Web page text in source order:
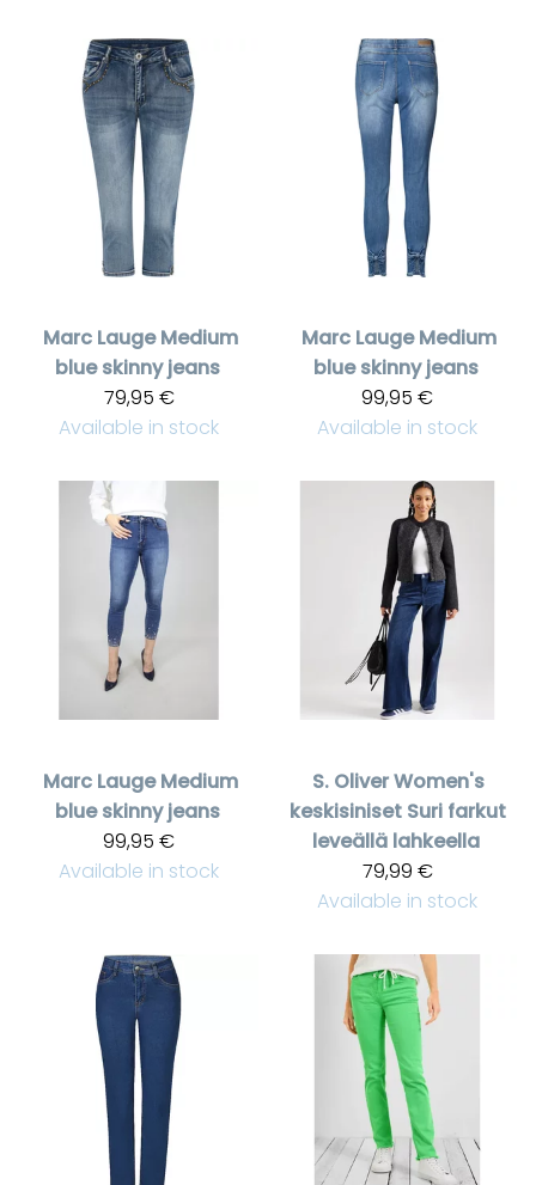
Marc Lauge Medium
blue skinny jeans
79,95 €
Available in stock
Marc Lauge Medium
blue skinny jeans
99,95 €
Available in stock
Marc Lauge Medium
blue skinny jeans
99,95 €
Available in stock
S. OliverWomen's
keskisiniset Suri farkut
leveällä lahkeella
79,99 €
Available in stock